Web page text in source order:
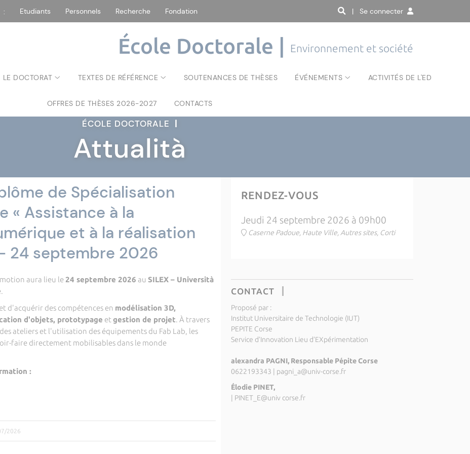
: Etudiants Personnels Recherche Fondation | Se connecter
École Doctorale | Environnement et société
LE DOCTORAT TEXTES DE RÉFÉRENCE SOUTENANCES DE THÈSES ÉVÉNEMENTS ACTIVITÉS DE L'ED
OFFRES DE THÈSES 2026-2027 CONTACTS
ÉCOLE DOCTORALE |
Attualità
de Spécialisation
« Assistance à la
et à la réalisation
24 septembre 2026
aura lieu le 24 septembre 2026 au SILEX – Università
d'acquérir des compétences en modélisation 3D,
d'objets, prototypage et gestion de projet. À travers
ateliers et l'utilisation des équipements du Fab Lab, les
faire directement mobilisables dans le monde
:
2026
RENDEZ-VOUS
Jeudi 24 septembre 2026 à 09h00
Caserne Padoue, Haute Ville, Autres sites, Corti
CONTACT
Proposé par :
Institut Universitaire de Technologie (IUT)
PEPITE Corse
Service d’Innovation Lieu d’EXpérimentation
alexandra PAGNI, Responsable Pépite Corse
0622193343
pagni_a@univ-corse.fr
Élodie PINET,
PINET_E@univ corse.fr